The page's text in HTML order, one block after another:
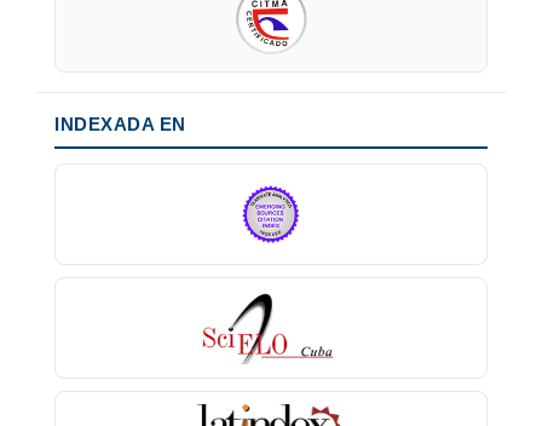
INDEXADA EN